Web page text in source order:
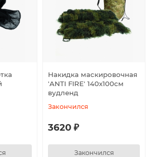
Накидка маскировочная
'ANTI FIRE' 140х100см
вудленд
Закончился
3620 ₽
Закончился